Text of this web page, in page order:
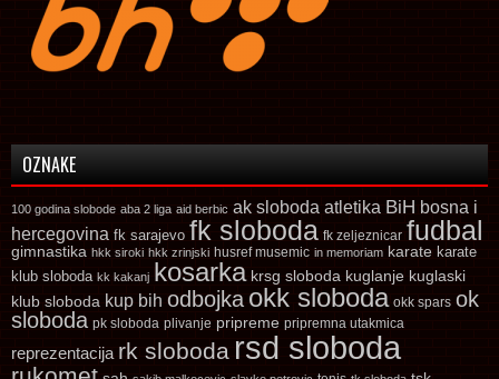
OZNAKE
100 godina slobode aba 2 liga aid berbic ak sloboda atletika BiH bosna i
hercegovina fk sarajevo fk sloboda fk zeljeznicar fudbal
gimnastika hkk siroki hkk zrinjski husref musemic in memoriam karate karate
klub sloboda kk kakanj kosarka krsg sloboda kuglanje kuglaski
klub sloboda kup bih odbojka okk sloboda okk spars ok
sloboda pk sloboda plivanje pripreme pripremna utakmica
reprezentacija rk sloboda rsd sloboda